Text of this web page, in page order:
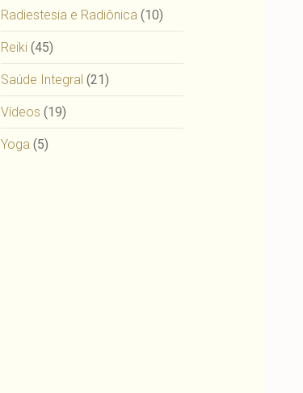
Radiestesia e Radiônica (10)
Reiki (45)
Saúde Integral (21)
Vídeos (19)
Yoga (5)